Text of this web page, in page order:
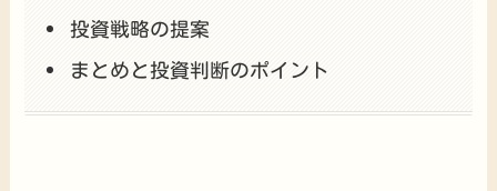
投資戦略の提案
まとめと投資判断のポイント